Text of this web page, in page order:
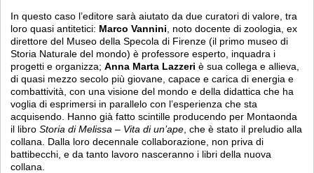
In questo caso l’editore sarà aiutato da due curatori di valore, tra
loro quasi antitetici: Marco Vannini , noto docente di zoologia, ex
direttore del Museo della Specola di Firenze (il primo museo di
Storia Naturale del mondo) è professore esperto, inquadra i
progetti e organizza;Anna Marta Lazzeri è sua collega e allieva,
di quasi mezzo secolo più giovane, capace e carica di energia e
combattività, con una visione del mondo e della didattica che ha
voglia di esprimersi in parallelo con l’esperienza che sta
acquisendo. Hanno già fatto scintille producendo per Montaonda
il libroStoria di Melissa – Vita di un’ape , che è stato il preludio alla
collana. Dalla loro decennale collaborazione, non priva di
battibecchi, e da tanto lavoro nasceranno i libri della nuova
collana.